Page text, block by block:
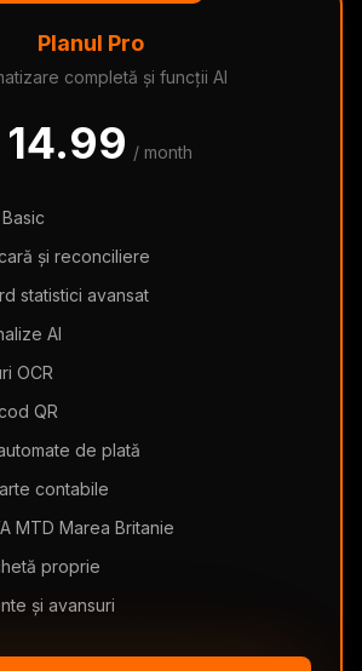
Planul Pro
completă și funcții AI
14.99 / month
și reconciliere
statistici avansat
AI
OCR
QR
de plată
contabile
MTD Marea Britanie
proprie
și avansuri